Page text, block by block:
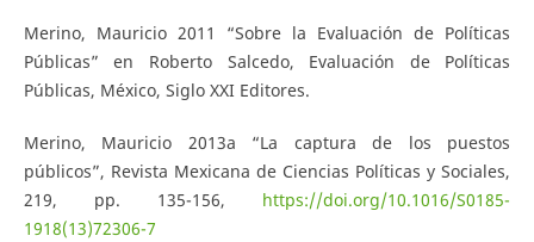
Merino, Mauricio 2011 “Sobre la Evaluación de Políticas
Públicas” en Roberto Salcedo, Evaluación de Políticas
Públicas, México, Siglo XXI Editores.
Merino, Mauricio 2013a “La captura de los puestos
públicos”, Revista Mexicana de Ciencias Políticas y Sociales,
219, pp. 135-156, https://doi.org/10.1016/S0185-
1918(13)72306-7